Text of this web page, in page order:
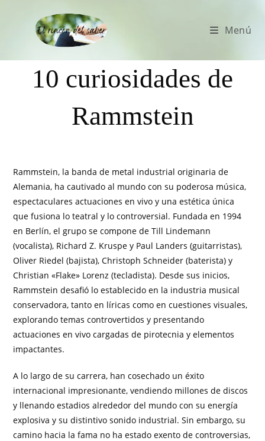
Menú
10 curiosidades de
Rammstein
Rammstein, la banda de metal industrial originaria de
Alemania, ha cautivado al mundo con su poderosa música,
espectaculares actuaciones en vivo y una estética única
que fusiona lo teatral y lo controversial. Fundada en 1994
en Berlín, el grupo se compone de Till Lindemann
(vocalista), Richard Z. Kruspe y Paul Landers (guitarristas),
Oliver Riedel (bajista), Christoph Schneider (baterista) y
Christian «Flake» Lorenz (tecladista). Desde sus inicios,
Rammstein desafió lo establecido en la industria musical
conservadora, tanto en líricas como en cuestiones visuales,
explorando temas controvertidos y presentando
actuaciones en vivo cargadas de pirotecnia y elementos
impactantes.
A lo largo de su carrera, han cosechado un éxito
internacional impresionante, vendiendo millones de discos
y llenando estadios alrededor del mundo con su energía
explosiva y su distintivo sonido industrial. Sin embargo, su
camino hacia la fama no ha estado exento de controversias,